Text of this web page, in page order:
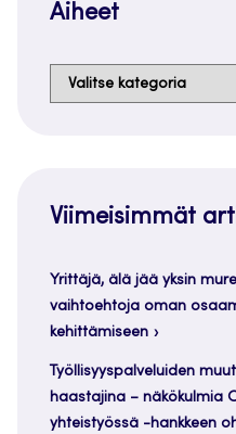
Aiheet
Aiheet
Viimeisimmät
Yrittäjä, älä jää yksin
vaihtoehtoja oman
kehittämiseen
Työllisyyspalveluiden
haastajina – näkökulmia
yhteistyössä -hankkeen